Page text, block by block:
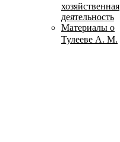
хозяйственная
деятельность
Материалы о
Тулееве А. М.